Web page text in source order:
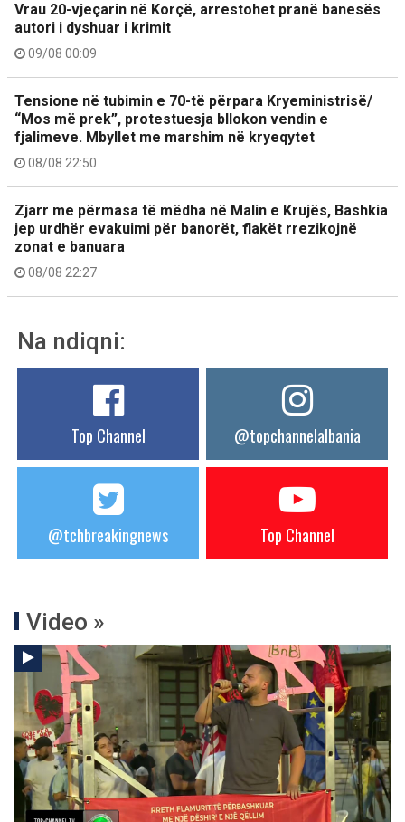
Vrau 20-vjeçarin në Korçë, arrestohet pranë banesës
autori i dyshuar i krimit
09/08 00:09
Tensione në tubimin e 70-të përpara Kryeministrisë/
“Mos më prek”, protestuesja bllokon vendin e
fjalimeve. Mbyllet me marshim në kryeqytet
08/08 22:50
Zjarr me përmasa të mëdha në Malin e Krujës, Bashkia
jep urdhër evakuimi për banorët, flakët rrezikojnë
zonat e banuara
08/08 22:27
Na ndiqni:
Top Channel @topchannelalbania
@tchbreakingnews Top Channel
Video »